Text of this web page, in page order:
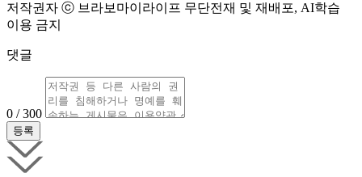
저작권자 ⓒ 브라보마이라이프 무단전재 및 재배포, AI학습
이용 금지
댓글
0 / 300